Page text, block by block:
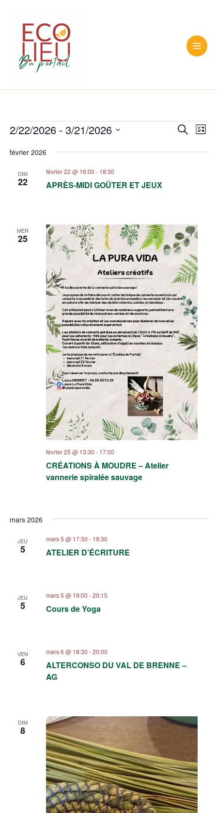
contenu
Main
Évènements Recherche
Liste
2/22/2026 - 3/21/2026
une
février 2026
DIM
22 APRÈS-MIDI GOÛTER ET JEUX
février 22 @ 16:00 - 18:30
MER
25
CRÉATIONS À MOUDRE – Atelier
vannerie spiralée sauvage
février 25 @ 13:30 - 17:00
mars 2026
JEU
5 ATELIER D’ÉCRITURE
mars 5 @ 17:30 - 19:30
JEU
5 Cours de Yoga
mars 5 @ 19:00 -20:15
VEN
6
ALTERCONSO DU VAL DE BRENNE –
AG
mars 6 @ 18:30 -20:00
DIM
8